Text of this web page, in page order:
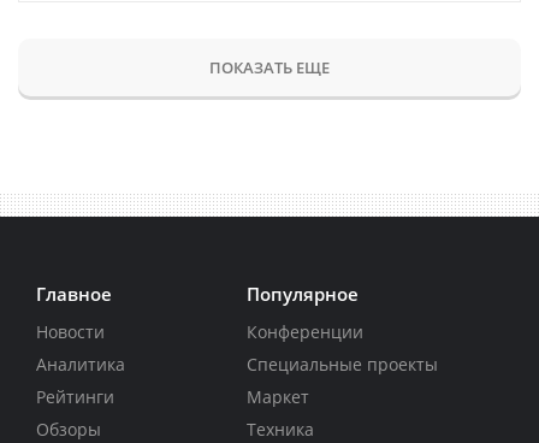
ПОКАЗАТЬ ЕЩЕ
Главное
Новости
Аналитика
Рейтинги
Обзоры
Популярное
Конференции
Специальные проекты
Маркет
Техника